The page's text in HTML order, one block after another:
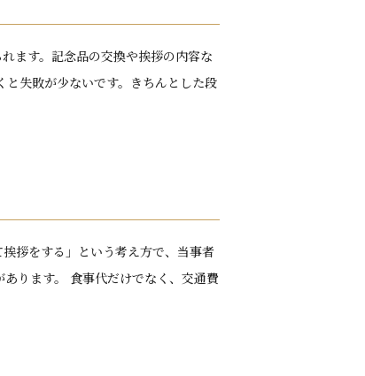
ます。記念品の交換や挨拶の内容な
失敗が少ないです。きちんとした段
拶をする」という考え方で、当事者
ります。 食事代だけでなく、交通費